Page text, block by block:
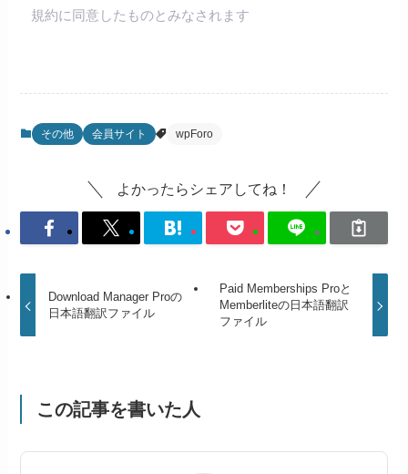
規約に同意したものとみなされます
その他 会員サイト wpForo
よかったらシェアしてね！
Download Manager Proの
日本語翻訳ファイル
Paid Memberships Proと
Memberliteの日本語翻訳
ファイル
この記事を書いた人